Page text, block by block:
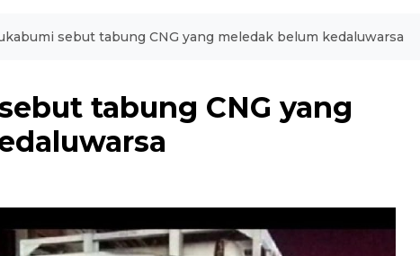
sebut tabung CNG yang meledak belum kedaluwarsa
tabung CNG yang